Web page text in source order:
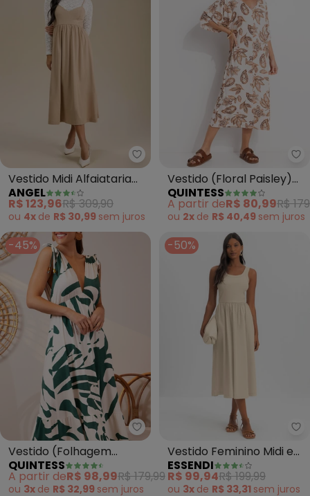
Angel - Vestido Midi Alfaiataria
Vestido Midi Alfaiataria
(Bege)
ANGEL
R$ 123,96R$ 309,90
ou 4x de R$ 30,99 sem juros
Vestido (Floral Paisley)
em Malha de Viscose
QUINTESS
A partir deR$ 80,99R$
ou 2x de R$ 40,49 sem juros
-45%
Quintess - Vestido (Folhagem
Vestido (Folhagem
Verde) em Malha de
Viscose
QUINTESS
A partir deR$ 98,99R$ 179,99
ou 3x de R$ 32,99 sem juros
-50%
Vestido Feminino Midi em
Ribana (Natural)
ESSENDI
R$ 99,94R$ 199,99
ou 3x de R$ 33,31 sem juros